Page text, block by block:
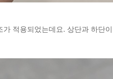
적용되었는데요. 상단과 하단